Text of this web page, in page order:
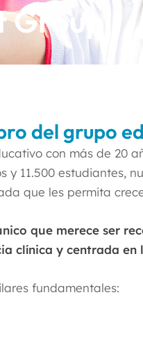
Group
del grupo
con más de 20
y 11.500 estudiantes,
que les permita
que merece ser
clínica y centrada
fundamentales: